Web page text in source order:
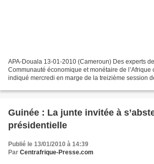
APA-Douala 13-01-2010 (Cameroun) Des experts
Communauté économique et monétaire de l’Afrique
indiqué mercredi en marge de la treizième session
Guinée : La junte invitée à
présidentielle
Publié le 13/01/2010 à 14:39
Par Centrafrique-Presse.com